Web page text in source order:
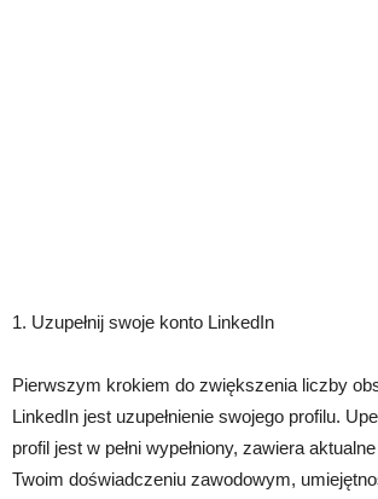
1. Uzupełnij swoje konto LinkedIn
Pierwszym krokiem do zwiększenia liczby
LinkedIn jest uzupełnienie swojego profilu.
profil jest w pełni wypełniony, zawiera
Twoim doświadczeniu zawodowym,